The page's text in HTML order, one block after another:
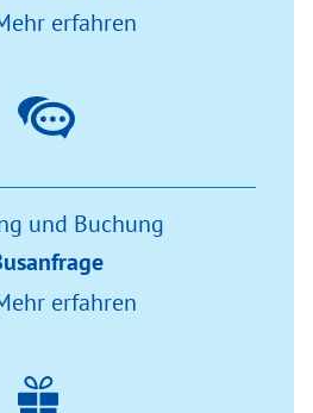
erfahren
und Buchung
erfahren